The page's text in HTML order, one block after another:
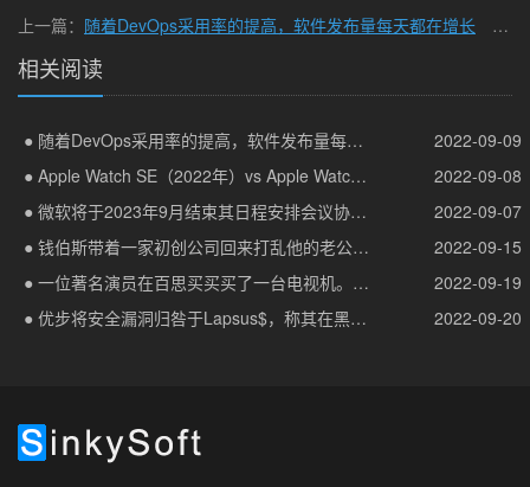
上一篇： 随着DevOps采用率的提高，软件发布量每天都在增长
相关阅读
● 随着DevOps采用率的提高，软件发布量每天都在增长
2022-09-09
● Apple Watch SE（2022年）vs Apple Watch SE（2020年）：有什么新鲜事？
2022-09-08
● 微软将于2023年9月结束其日程安排会议协调服务
2022-09-07
● 钱伯斯带着一家初创公司回来打乱他的老公司思科系统公司
2022-09-15
● 一位著名演员在百思买买买了一台电视机。现在他生气了，他没去好市多
2022-09-19
● 优步将安全漏洞归咎于Lapsus$，称其在黑暗网络上购买凭证
2022-09-20